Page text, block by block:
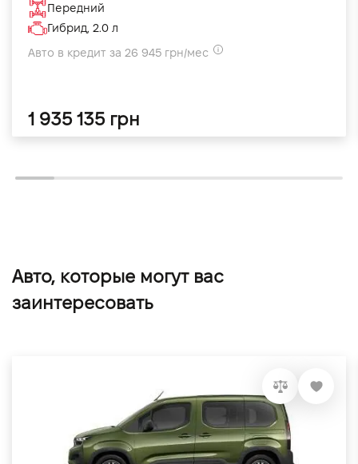
Передний
Гибрид, 2.0 л
Авто в кредит за 26 945 грн/мес
1 935 135 грн
Авто, которые могут вас
заинтересовать